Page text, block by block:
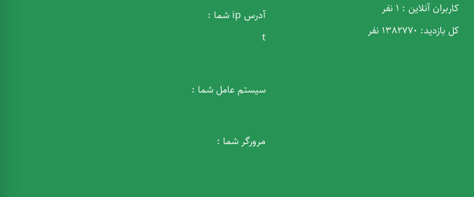
کاربران آنلاین : 1 نفر
کل بازدید: 1382770 نفر
آدرس ip شما :
t
سیستم عامل شما :
مرورگر شما :